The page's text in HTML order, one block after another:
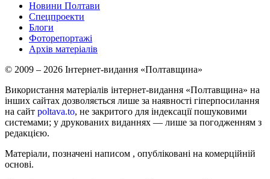
Новини Полтави
Спецпроекти
Блоги
Фоторепортажі
Архів матеріалів
© 2009 – 2026 Інтернет-видання «Полтавщина»
Використання матеріалів інтернет-видання «Полтавщина» на
інших сайтах дозволяється лише за наявності гіперпосилання
на сайт poltava.to, не закритого для індексації пошуковими
системами; у друкованих виданнях — лише за погодженням з
редакцією.
Матеріали, позначені написом , опубліковані на комерційній
основі.